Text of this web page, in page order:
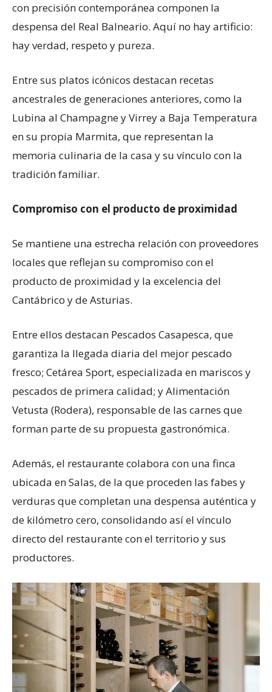
con precisión contemporánea componen la
despensa del Real Balneario. Aquí no hay artificio:
hay verdad, respeto y pureza.
Entre sus platos icónicos destacan recetas
ancestrales de generaciones anteriores, como la
Lubina al Champagne y Virrey a Baja Temperatura
en su propia Marmita, que representan la
memoria culinaria de la casa y su vínculo con la
tradición familiar.
Compromiso con el producto de proximidad
Se mantiene una estrecha relación con proveedores
locales que reflejan su compromiso con el
producto de proximidad y la excelencia del
Cantábrico y de Asturias.
Entre ellos destacan Pescados Casapesca, que
garantiza la llegada diaria del mejor pescado
fresco; Cetárea Sport, especializada en mariscos y
pescados de primera calidad; y Alimentación
Vetusta (Rodera), responsable de las carnes que
forman parte de su propuesta gastronómica.
Además, el restaurante colabora con una finca
ubicada en Salas, de la que proceden las fabes y
verduras que completan una despensa auténtica y
de kilómetro cero, consolidando así el vínculo
directo del restaurante con el territorio y sus
productores.